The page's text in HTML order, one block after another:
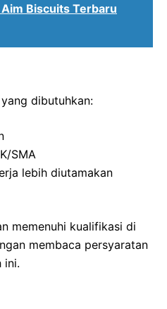
Biscuits Terbaru
dibutuhkan:
SMA
lebih diutamakan
memenuhi kualifikasi di
membaca persyaratan
ini.